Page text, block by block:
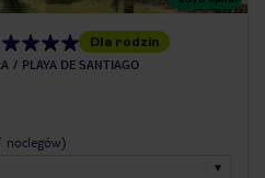
Dla rodzin
PLAYA DE SANTIAGO
noclegów)